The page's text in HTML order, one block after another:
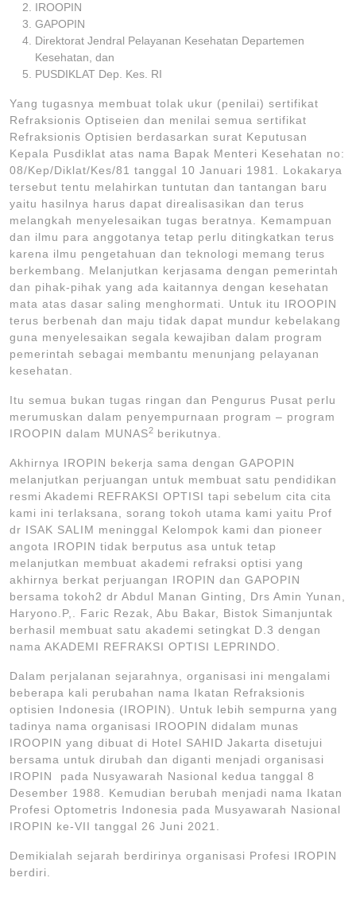
IROOPIN
GAPOPIN
Direktorat Jendral Pelayanan Kesehatan Departemen
Kesehatan, dan
PUSDIKLAT Dep. Kes. RI
Yang tugasnya membuat tolak ukur (penilai) sertifikat
Refraksionis Optiseien dan menilai semua sertifikat
Refraksionis Optisien berdasarkan surat Keputusan
Kepala Pusdiklat atas nama Bapak Menteri Kesehatan no:
08/Kep/Diklat/Kes/81 tanggal 10 Januari 1981. Lokakarya
tersebut tentu melahirkan tuntutan dan tantangan baru
yaitu hasilnya harus dapat direalisasikan dan terus
melangkah menyelesaikan tugas beratnya. Kemampuan
dan ilmu para anggotanya tetap perlu ditingkatkan terus
karena ilmu pengetahuan dan teknologi memang terus
berkembang. Melanjutkan kerjasama dengan pemerintah
dan pihak-pihak yang ada kaitannya dengan kesehatan
mata atas dasar saling menghormati. Untuk itu IROOPIN
terus berbenah dan maju tidak dapat mundur kebelakang
guna menyelesaikan segala kewajiban dalam program
pemerintah sebagai membantu menunjang pelayanan
kesehatan.
Itu semua bukan tugas ringan dan Pengurus Pusat perlu
merumuskan dalam penyempurnaan program – program
IROOPIN dalam MUNAS2 berikutnya.
Akhirnya IROPIN bekerja sama dengan GAPOPIN
melanjutkan perjuangan untuk membuat satu pendidikan
resmi Akademi REFRAKSI OPTISI tapi sebelum cita cita
kami ini terlaksana, sorang tokoh utama kami yaitu Prof
dr ISAK SALIM meninggal Kelompok kami dan pioneer
angota IROPIN tidak berputus asa untuk tetap
melanjutkan membuat akademi refraksi optisi yang
akhirnya berkat perjuangan IROPIN dan GAPOPIN
bersama tokoh2 dr Abdul Manan Ginting, Drs Amin Yunan,
Haryono.P,. Faric Rezak, Abu Bakar, Bistok Simanjuntak
berhasil membuat satu akademi setingkat D.3 dengan
nama AKADEMI REFRAKSI OPTISI LEPRINDO.
Dalam perjalanan sejarahnya, organisasi ini mengalami
beberapa kali perubahan nama Ikatan Refraksionis
optisien Indonesia (IROPIN). Untuk lebih sempurna yang
tadinya nama organisasi IROOPIN didalam munas
IROOPIN yang dibuat di Hotel SAHID Jakarta disetujui
bersama untuk dirubah dan diganti menjadi organisasi
IROPIN pada Nusyawarah Nasional kedua tanggal 8
Desember 1988. Kemudian berubah menjadi nama Ikatan
Profesi Optometris Indonesia pada Musyawarah Nasional
IROPIN ke-VII tanggal 26 Juni 2021.
Demikialah sejarah berdirinya organisasi Profesi IROPIN
berdiri.